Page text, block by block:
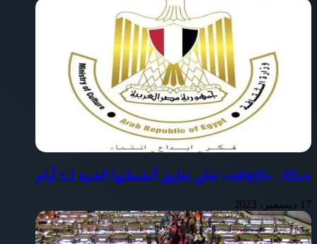
حدادًا.. «الثقافة» تعلن تعليق أنشطتها الفنية لـ3 أيام
17 ديسمبر، 2023